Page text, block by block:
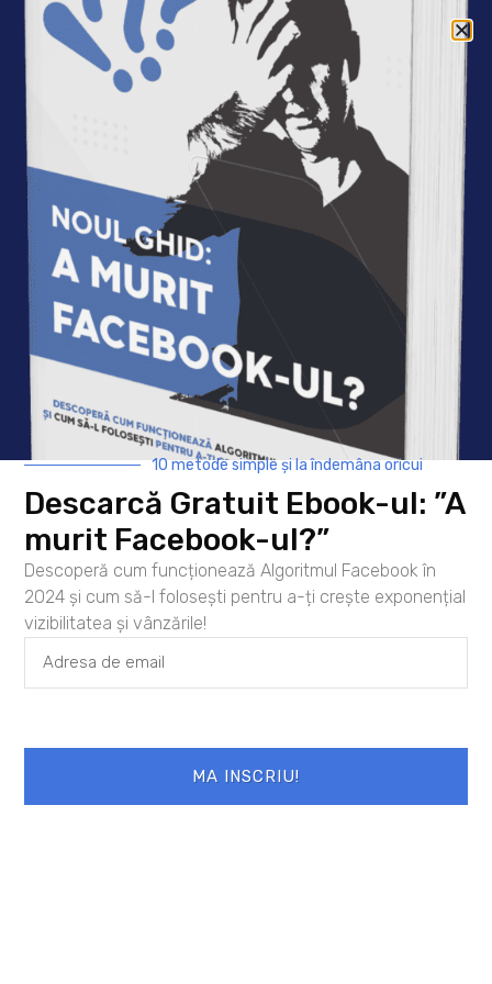
Acasa Mihaela Furtuna
Mihaela Furtuna
Mihaela Furtuna
Fiica, mama,
prietena,
confidenta…
unica. Lucrez intr-
o multinationala
din anul 2002,
sunt pasionata de
tot ce este legat
de dezvoltarea
personala. Imi
place sa comunic
si sa
interactionez cu
cei din jur. Imi
doresc ca, din
fiecare zi care
trece, sa luam tot ce este mai frumos. :)
Articole scrise de Mihaela Furtuna
< inapoi laAutori invitati
10 metode simple și la îndemâna oricui
Descarcă Gratuit Ebook-ul: ”A
murit Facebook-ul?”
Descoperă cum funcționează Algoritmul Facebook în
2024 și cum să-l folosești pentru a-ți crește exponențial
vizibilitatea și vânzările!
MA INSCRIU!